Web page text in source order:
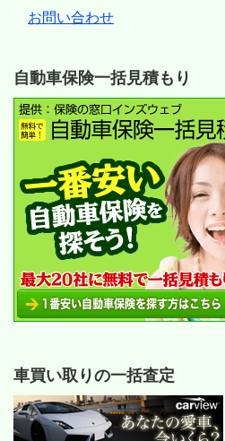
お問い合わせ
自動車保険一括見積もり
車買い取りの一括査定